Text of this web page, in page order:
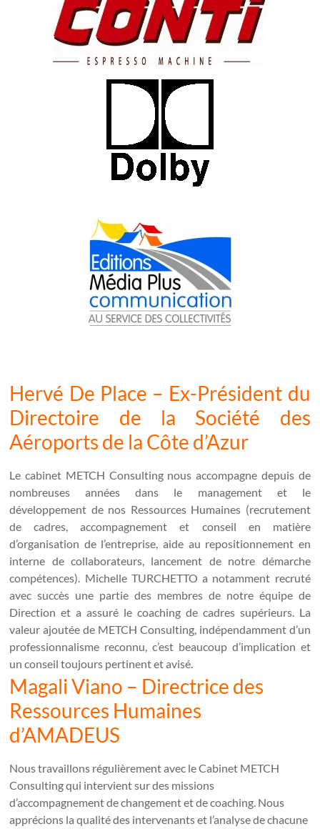
Hervé De Place – Ex-Président du
Directoire de la Société des
Aéroports de la Côte d’Azur
Le cabinet METCH Consulting nous accompagne depuis de
nombreuses années dans le management et le
développement de nos Ressources Humaines (recrutement
de cadres, accompagnement et conseil en matière
d’organisation de l’entreprise, aide au repositionnement en
interne de collaborateurs, lancement de notre démarche
compétences). Michelle TURCHETTO a notamment recruté
avec succès une partie des membres de notre équipe de
Direction et a assuré le coaching de cadres supérieurs. La
valeur ajoutée de METCH Consulting, indépendamment d’un
professionnalisme reconnu, c’est beaucoup d’implication et
un conseil toujours pertinent et avisé.
Magali Viano – Directrice des
Ressources Humaines
d’AMADEUS
Nous travaillons régulièrement avec le Cabinet METCH
Consulting qui intervient sur des missions
d’accompagnement de changement et de coaching. Nous
apprécions la qualité des intervenants et l’analyse de chacune